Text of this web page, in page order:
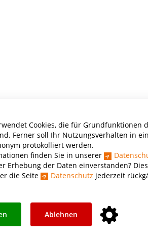
Cookies, die für Grundfunktionen
Ferner soll Ihr Nutzungsverhalten in
protokolliert werden.
finden Sie in unserer
Erhebung der Daten einverstanden?
die Seite
Datenschutz jederzeit
Ablehnen